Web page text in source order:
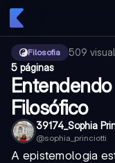
Filosofia 509
5 páginas
Filosófico
39174_Sophia
@sophia_princiotti
A epistemologia